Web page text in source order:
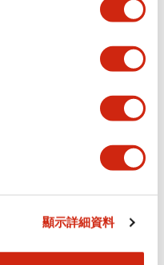
顯示詳細資料